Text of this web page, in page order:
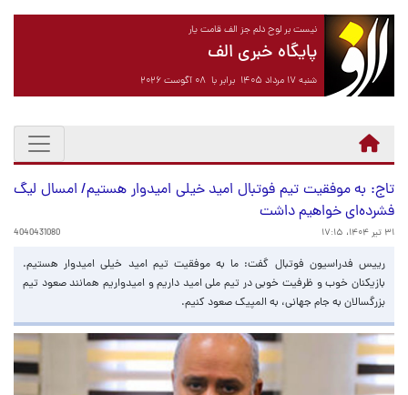
نیست بر لوح دلم جز الف قامت یار
پایگاه خبری الف
شنبه ۱۷ مرداد ۱۴۰۵ برابر با ۰۸ آگوست ۲۰۲۶
تاج: به موفقیت تیم فوتبال امید خیلی امیدوار هستیم/ امسال لیگ
فشرده‌ای خواهیم داشت
۳۱ تیر ۱۴۰۴، ۱۷:۱۵ 4040431080
رییس فدراسیون فوتبال گفت: ما به موفقیت تیم امید خیلی امیدوار هستیم.
بازیکنان خوب و ظرفیت خوبی در تیم ملی امید داریم و امیدواریم همانند صعود تیم
بزرگسالان به جام جهانی، به المپیک صعود کنیم.